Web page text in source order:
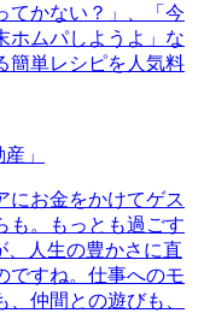
てかない？」、「今
ホムパしようよ」な
簡単レシピを人気料
」
にお金をかけてゲス
も。もっとも過ごす
、人生の豊かさに直
ですね。仕事へのモ
仲間との遊びも、